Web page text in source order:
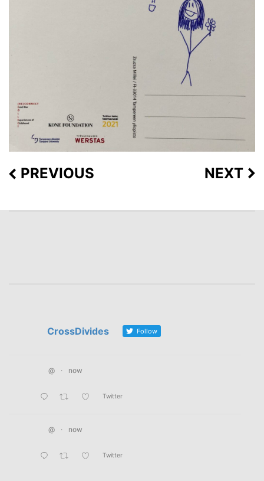
PREVIOUS NEXT
CrossDivides Follow
@ · now
Twitter
@ · now
Twitter